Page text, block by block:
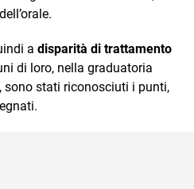
a disparità di trattamento
di loro, nella graduatoria
stati riconosciuti i punti,